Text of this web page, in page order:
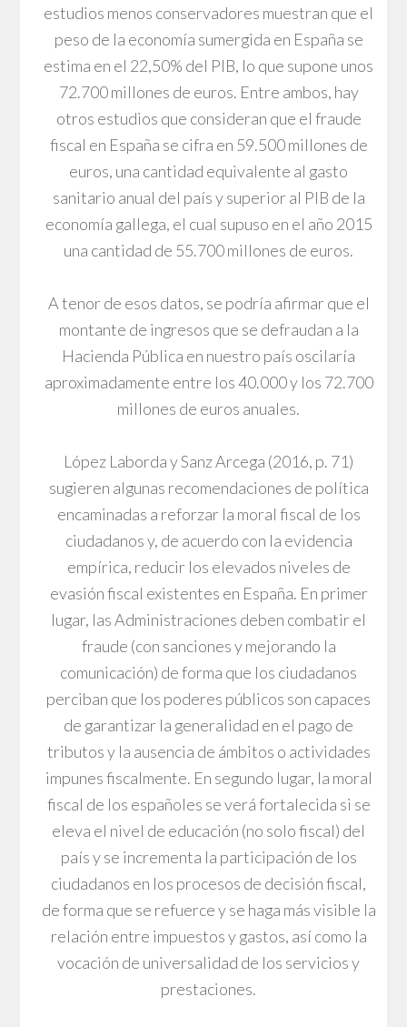
estudios menos conservadores muestran que el
peso de la economía sumergida en España se
estima en el 22,50% del PIB, lo que supone unos
72.700 millones de euros. Entre ambos, hay
otros estudios que consideran que el fraude
fiscal en España se cifra en 59.500 millones de
euros, una cantidad equivalente al gasto
sanitario anual del país y superior al PIB de la
economía gallega, el cual supuso en el año 2015
una cantidad de 55.700 millones de euros.
A tenor de esos datos, se podría afirmar que el
montante de ingresos que se defraudan a la
Hacienda Pública en nuestro país oscilaría
aproximadamente entre los 40.000 y los 72.700
millones de euros anuales.
López Laborda y Sanz Arcega (2016, p. 71)
sugieren algunas recomendaciones de política
encaminadas a reforzar la moral fiscal de los
ciudadanos y, de acuerdo con la evidencia
empírica, reducir los elevados niveles de
evasión fiscal existentes en España. En primer
lugar, las Administraciones deben combatir el
fraude (con sanciones y mejorando la
comunicación) de forma que los ciudadanos
perciban que los poderes públicos son capaces
de garantizar la generalidad en el pago de
tributos y la ausencia de ámbitos o actividades
impunes fiscalmente. En segundo lugar, la moral
fiscal de los españoles se verá fortalecida si se
eleva el nivel de educación (no solo fiscal) del
país y se incrementa la participación de los
ciudadanos en los procesos de decisión fiscal,
de forma que se refuerce y se haga más visible la
relación entre impuestos y gastos, así como la
vocación de universalidad de los servicios y
prestaciones.